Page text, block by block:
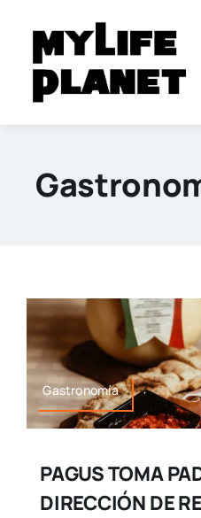
contenido
Gastronomía
PAGUS TOMA
DIRECCIÓN DE